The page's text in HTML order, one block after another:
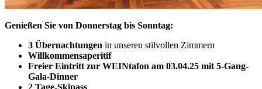
Genießen Sie von Donnerstag bis Sonntag:
3 Übernachtungen in unseren stilvollen Zimmern
Willkommensaperitif
Freier Eintritt zur WEINtafon am 03.04.25 mit 5-Gang-
Gala-Dinner
2 Tage-Skipass